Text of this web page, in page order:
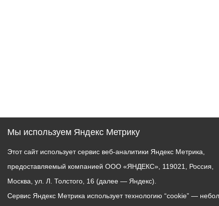
Мы используем Яндекс Метрику
Этот сайт использует сервис веб-аналитики Яндекс Метрика,
предоставляемый компанией ООО «ЯНДЕКС», 119021, Россия,
Москва, ул. Л. Толстого, 16 (далее — Яндекс).
Сервис Яндекс Метрика использует технологию “cookie” —